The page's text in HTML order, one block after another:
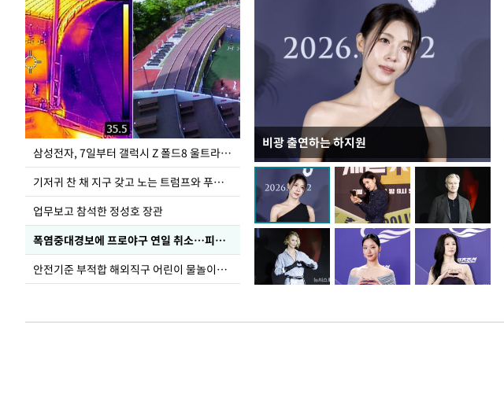
삼성전자, 7일부터 갤럭시 Z 폴드8 울트라·폴드8·플립8 출시
기저귀 찬 채 지구 갖고 노는 트럼프와 푸틴 형상 미로
업무보고 참석한 정성호 장관
폭염중대경보에 프로야구 연일 취소…피칭 연습장 '52도'
안전기준 부적합 해외직구 어린이 물놀이용품 판매 중단 요청한 서울시
비광 출연하는 하지원
이재명 대통령, "수사·기소 분리 관련 대비책 최
선 다해 강구해야"